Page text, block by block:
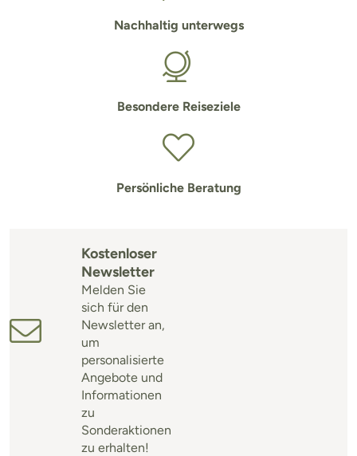
Nachhaltig unterwegs
Besondere Reiseziele
Persönliche Beratung
Kostenloser
Newsletter
Melden Sie
sich für den
Newsletter an,
um
personalisierte
Angebote und
Informationen
zu
Sonderaktionen
zu erhalten!